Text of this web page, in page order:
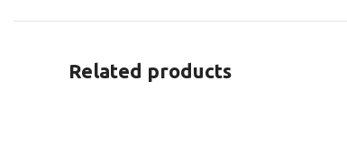
Related products